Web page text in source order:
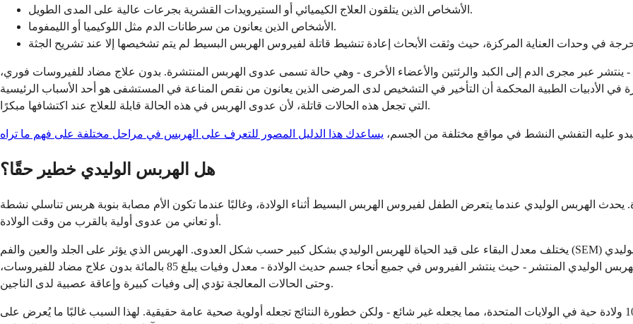
الأشخاص الذين يتلقون العلاج الكيميائي أو الستيرويدات القشرية بجرعات عالية على المدى الطويل.
الأشخاص الذين يعانون من سرطانات الدم مثل اللوكيميا أو الليمفوما.
عبر مجرى الدم إلى الكبد والرئتين والأعضاء الأخرى - وهي حالة تسمى عدوى الهربس المنتشرة. بدون علاج مضاد للفيروسات فوري،
في الأدبيات الطبية المحكمة أن التأخير في التشخيص لدى المرضى الذين يعانون من نقص المناعة في المستشفى هو أحد الأسباب الرئيسية
التي تجعل هذه الحالات قاتلة، لأن عدوى الهربس في هذه الحالة قابلة للعلاج عند اكتشافها مبكرًا.
عليه التفشي النشط في مواقع مختلفة من الجسم، يساعدك هذا الدليل المصور للتعرف على الهربس في مراحل مختلفة على فهم ما تراه
هل الهربس الوليدي خطير حقًا؟
يحدث الهربس الوليدي عندما يتعرض الطفل لفيروس الهربس البسيط أثناء الولادة، وغالبًا عندما تكون الأم مصابة بنوبة هربس تناسلي نشطة
أو تعاني من عدوى أولية بالقرب من وقت الولادة.
يختلف معدل البقاء على قيد الحياة للهربس الوليدي بشكل كبير حسب شكل العدوى. الهربس الذي يؤثر على الجلد والعين والفم (SEM) لدى حديثي الولادة ليس مميتًا مع العلاج. يبلغ معدل الوفيات للربس الوليدي
في الجهاز العصبي المركزي حوالي 60 بالمائة بدون علاج. يحمل الهربس الوليدي المنتشر - حيث ينتشر الفيروس في جميع أنحاء جسم حديث الولادة - معدل وفيات يبلغ 85 بالمائة بدون علاج مضاد للفيروسات،
وحتى الحالات المعالجة تؤدي إلى وفيات كبيرة وإعاقة عصبية لدى الناجين.
يحدث الهربس الوليدي في ما يقدر بنحو 10 إلى 60 حالة لكل 100,000 ولادة حية في الولايات المتحدة، مما يجعله غير شائع - ولكن خطورة النتائج تجعله أولوية صحية عامة حقيقية. لهذا السبب غالبًا ما يُعرض على